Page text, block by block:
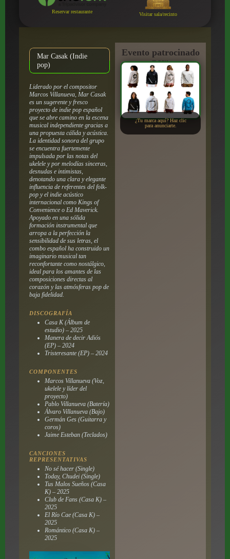
Reservar restaurante Visitar sala/recinto
Mar Casak (Indie
pop)
Liderado por el compositor
Marcos Villanueva, Mar Casak
es un sugerente y fresco
proyecto de indie pop español
que se abre camino en la escena
musical independiente gracias a
una propuesta cálida y acústica.
La identidad sonora del grupo
se encuentra fuertemente
impulsada por las notas del
ukelele y por melodías sinceras,
desnudas e intimistas,
denotando una clara y elegante
influencia de referentes del folk-
pop y el indie acústico
internacional como Kings of
Convenience o Ed Maverick.
Apoyado en una sólida
formación instrumental que
arropa a la perfección la
sensibilidad de sus letras, el
combo español ha construido un
imaginario musical tan
reconfortante como nostálgico,
ideal para los amantes de las
composiciones directas al
corazón y las atmósferas pop de
baja fidelidad.
DISCOGRAFÍA
Casa K (Álbum de
estudio) – 2025
Manera de decir Adiós
(EP) – 2024
Tristeresante (EP) – 2024
COMPONENTES
Marcos Villanueva (Voz,
ukelele y líder del
proyecto)
Pablo Villanueva (Batería)
Álvaro Villanueva (Bajo)
Germán Ges (Guitarra y
coros)
Jaime Esteban (Teclados)
CANCIONES
REPRESENTATIVAS
No sé hacer (Single)
Today, Chudei (Single)
Tus Malos Sueños (Casa
K) – 2025
Club de Fans (Casa K) –
2025
El Río Cae (Casa K) –
2025
Romántico (Casa K) –
2025
Evento patrocinado
por:
¿Tu marca aquí? Haz clic
para anunciarte.